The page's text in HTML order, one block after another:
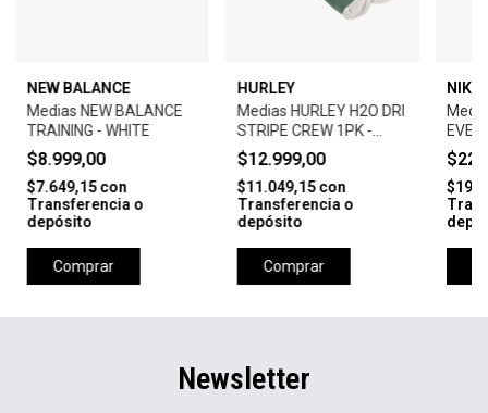
NEW BALANCE
Medias NEW BALANCE
TRAINING - WHITE
$8.999,00
$7.649,15con
Transferencia o
depósito
Comprar
HURLEY
Medias HURLEY H2O DRI
STRIPE CREW 1PK -
VIBRENT GREEN
$12.999,00
$11.049,15con
Transferencia o
depósito
Comprar
NIKE
Newsletter